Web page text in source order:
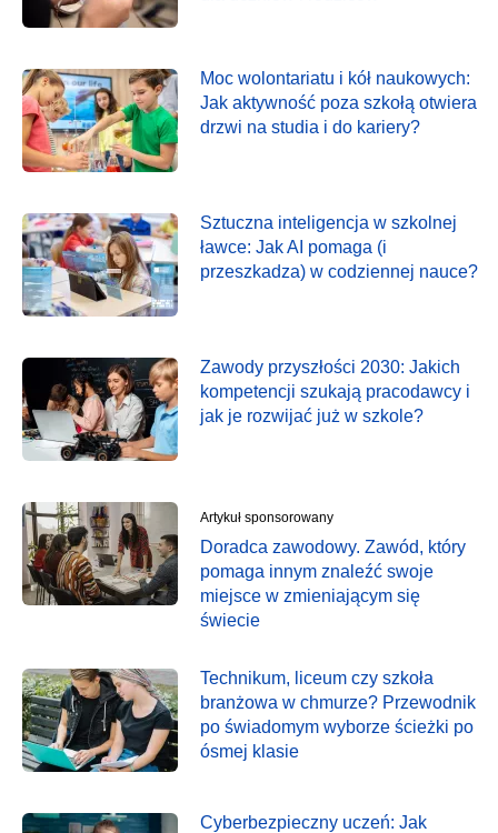
Moc wolontariatu i kół naukowych:
Jak aktywność poza szkołą otwiera
drzwi na studia i do kariery?
Sztuczna inteligencja w szkolnej
ławce: Jak AI pomaga (i
przeszkadza) w codziennej nauce?
Zawody przyszłości 2030: Jakich
kompetencji szukają pracodawcy i
jak je rozwijać już w szkole?
Artykuł sponsorowany
Doradca zawodowy. Zawód, który
pomaga innym znaleźć swoje
miejsce w zmieniającym się
świecie
Technikum, liceum czy szkoła
branżowa w chmurze? Przewodnik
po świadomym wyborze ścieżki po
ósmej klasie
Cyberbezpieczny uczeń: Jak